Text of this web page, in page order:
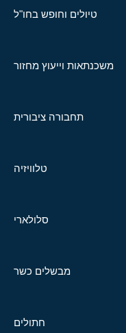
טיולים וחופש בחו"ל
משכנתאות וייעוץ מחזור
תחבורה ציבורית
טלוויזיה
סלולארי
מבשלים כשר
חתולים